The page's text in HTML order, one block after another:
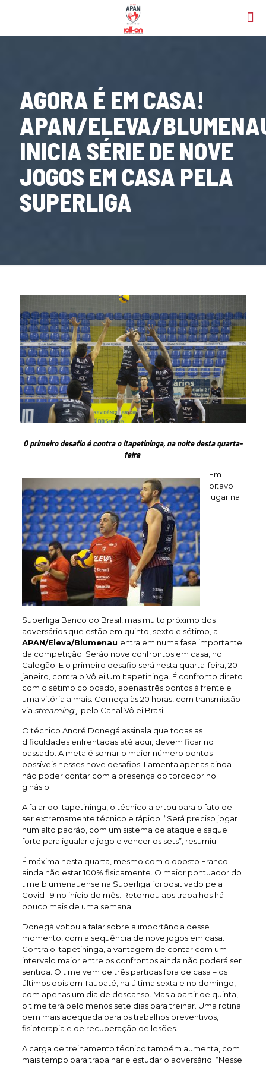
AGORA É EM CASA!
APAN/ELEVA/
INICIA SÉRIE DE NOVE
JOGOS EM CASA PELA
SUPERLIGA
O primeiro desafio é contra o Itapetininga, na noite desta quarta-
feira
Em
oitavo
lugar na
Superliga Banco do Brasil, mas muito próximo dos
adversários que estão em quinto, sexto e sétimo, a
APAN/Eleva/Blumenau entra em numa fase importante
da competição. Serão nove confrontos em casa, no
Galegão. E o primeiro desafio será nesta quarta-feira, 20
janeiro, contra o Vôlei Um Itapetininga. É confronto direto
com o sétimo colocado, apenas três pontos à frente e
uma vitória a mais. Começa às 20 horas, com transmissão
via streaming¸ pelo Canal Vôlei Brasil.
O técnico André Donegá assinala que todas as
dificuldades enfrentadas até aqui, devem ficar no
passado. A meta é somar o maior número pontos
possíveis nesses nove desafios. Lamenta apenas ainda
não poder contar com a presença do torcedor no
ginásio.
A falar do Itapetininga, o técnico alertou para o fato de
ser extremamente técnico e rápido. “Será preciso jogar
num alto padrão, com um sistema de ataque e saque
forte para igualar o jogo e vencer os sets”, resumiu.
É máxima nesta quarta, mesmo com o oposto Franco
ainda não estar 100% fisicamente. O maior pontuador do
time blumenauense na Superliga foi positivado pela
Covid-19 no início do mês. Retornou aos trabalhos há
pouco mais de uma semana.
Donegá voltou a falar sobre a importância desse
momento, com a sequência de nove jogos em casa.
Contra o Itapetininga, a vantagem de contar com um
intervalo maior entre os confrontos ainda não poderá ser
sentida. O time vem de três partidas fora de casa – os
últimos dois em Taubaté, na última sexta e no domingo,
com apenas um dia de descanso. Mas a partir de quinta,
o time terá pelo menos sete dias para treinar. Uma rotina
bem mais adequada para os trabalhos preventivos,
fisioterapia e de recuperação de lesões.
A carga de treinamento técnico também aumenta, com
mais tempo para trabalhar e estudar o adversário. “Nesse